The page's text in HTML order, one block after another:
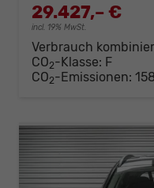
29.427,– €
incl. 19% MwSt.
Verbrauch
CO2-Klasse: F
CO2-Emissionen: